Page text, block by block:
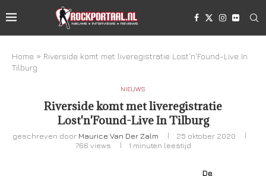
Home » Riverside komt met liveregistratie Lost'n'Found-Live In
Tilburg
NIEUWS
Riverside komt met liveregistratie
Lost'n'Found-Live In Tilburg
geschreven door Maurice Van Der Zalm
25 oktober 2020
766 views 1 minuten leestijd
De